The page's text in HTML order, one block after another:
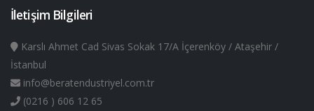
İletişim Bilgileri
Karslı Ahmet Cad Sivas Sokak 17/A İçerenköy / Ataşehir /
İstanbul
info@beratendustriyel.com.tr
(0216 ) 606 12 65